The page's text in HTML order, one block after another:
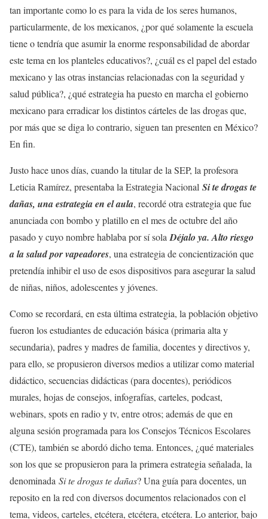
tan importante como lo es para la vida de los seres humanos,
particularmente, de los mexicanos, ¿por qué solamente la escuela
tiene o tendría que asumir la enorme responsabilidad de abordar
este tema en los planteles educativos?, ¿cuál es el papel del estado
mexicano y las otras instancias relacionadas con la seguridad y
salud pública?, ¿qué estrategia ha puesto en marcha el gobierno
mexicano para erradicar los distintos cárteles de las drogas que,
por más que se diga lo contrario, siguen tan presenten en México?
En fin.
Justo hace unos días, cuando la titular de la SEP, la profesora
Leticia Ramírez, presentaba la Estrategia Nacional Si te drogas te
dañas, una estrategia en el aula, recordé otra estrategia que fue
anunciada con bombo y platillo en el mes de octubre del año
pasado y cuyo nombre hablaba por sí sola Déjalo ya. Alto riesgo
a la salud por vapeadores, una estrategia de concientización que
pretendía inhibir el uso de esos dispositivos para asegurar la salud
de niñas, niños, adolescentes y jóvenes.
Como se recordará, en esta última estrategia, la población objetivo
fueron los estudiantes de educación básica (primaria alta y
secundaria), padres y madres de familia, docentes y directivos y,
para ello, se propusieron diversos medios a utilizar como material
didáctico, secuencias didácticas (para docentes), periódicos
murales, hojas de consejos, infografías, carteles, podcast,
webinars, spots en radio y tv, entre otros; además de que en
alguna sesión programada para los Consejos Técnicos Escolares
(CTE), también se abordó dicho tema. Entonces, ¿qué materiales
son los que se propusieron para la primera estrategia señalada, la
denominada Si te drogas te dañas? Una guía para docentes, un
reposito en la red con diversos documentos relacionados con el
tema, videos, carteles, etcétera, etcétera, etcétera. Lo anterior, bajo